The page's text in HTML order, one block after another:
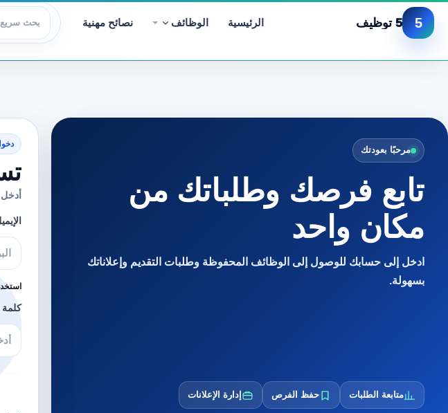
5 5 توظيف الرئيسية الوظائف نصائح مهنية
عرض
مرحبًا بعودتك
تابع فرصك وطلباتك من
مكان واحد
ادخل إلى حسابك للوصول إلى الوظائف المحفوظة وطلبات التقديم وإعلاناتك
بسهولة.
متابعة الطلبات حفظ الفرص إدارة الإعلانات
كلمة